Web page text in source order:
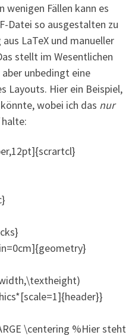
wenigen Fällen kann es
Datei so ausgestalten zu
LaTeX und manueller
stellt im Wesentlichen
unbedingt eine
Layouts. Hier ein Beispiel,
wobei ich das nur
halte:
\centering %Hier steht